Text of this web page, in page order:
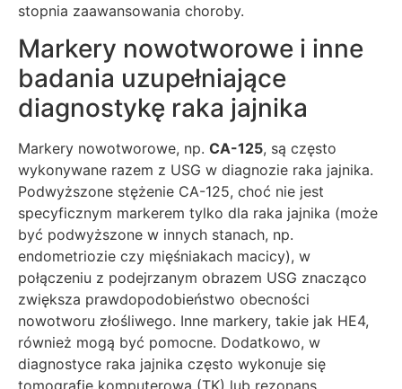
stopnia zaawansowania choroby.
Markery nowotworowe i inne
badania uzupełniające
diagnostykę raka jajnika
Markery nowotworowe, np. CA-125, są często
wykonywane razem z USG w diagnozie raka jajnika.
Podwyższone stężenie CA-125, choć nie jest
specyficznym markerem tylko dla raka jajnika (może
być podwyższone w innych stanach, np.
endometriozie czy mięśniakach macicy), w
połączeniu z podejrzanym obrazem USG znacząco
zwiększa prawdopodobieństwo obecności
nowotworu złośliwego. Inne markery, takie jak HE4,
również mogą być pomocne. Dodatkowo, w
diagnostyce raka jajnika często wykonuje się